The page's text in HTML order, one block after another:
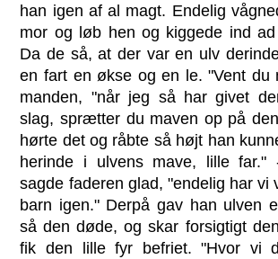
han igen af al magt. Endelig
mor og løb hen og kiggede ind
Da de så, at der var en ulv
en fart en økse og en le. "Vent du
manden, "når jeg så har givet
slag, sprætter du maven op på
hørte det og råbte så højt han
herinde i ulvens mave, lille far."
sagde faderen glad, "endelig har vi
barn igen." Derpå gav han ulven
så den døde, og skar forsigtigt
fik den lille fyr befriet. "Hvor vi